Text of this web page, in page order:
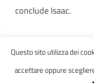
conclude Isaac.
Questo sito utilizza dei
accettare oppure